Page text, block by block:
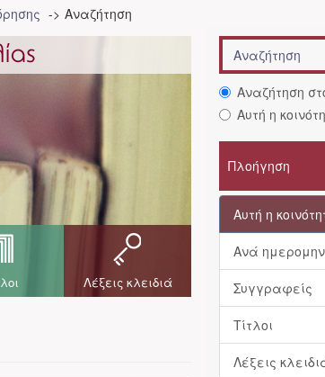
Αναζήτηση
Λέξεις κλειδιά
Αναζήτηση
Αυτή η
Πλοήγηση
Αυτή η
Ανά
Συγγραφείς
Τίτλοι
Λέξεις